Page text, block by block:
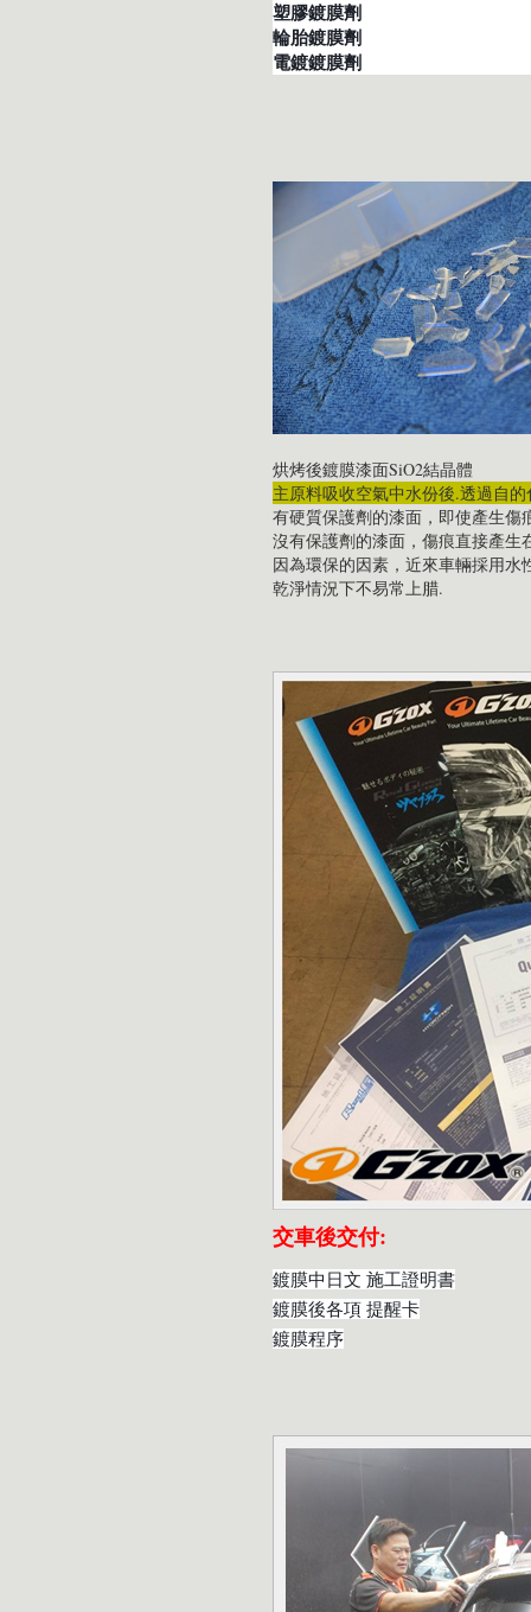
塑膠鍍膜劑
輪胎鍍膜劑
電鍍鍍膜劑
烘烤後鍍膜漆面SiO2結晶體
主原料吸收空氣中水份後.透過自
有硬質保護劑的漆面，即使產生
沒有保護劑的漆面，傷痕直接產生
因為環保的因素，近來車輛採用
乾淨情況下不易常上腊.
交車後交付:
鍍膜中日文 施工證明書
鍍膜後各項 提醒卡
鍍膜程序